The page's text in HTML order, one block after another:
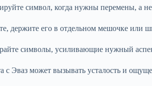
символ, когда нужны перемены, а не
держите его в отдельном мешочке или
символы, усиливающие нужный
с Эваз может вызывать усталость и